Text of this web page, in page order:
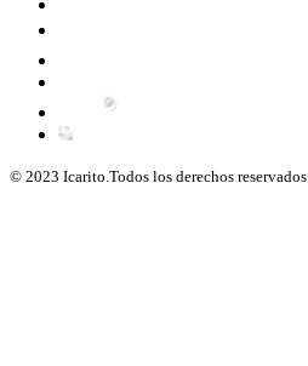
© 2023 Icarito.Todos los derechos reservados.